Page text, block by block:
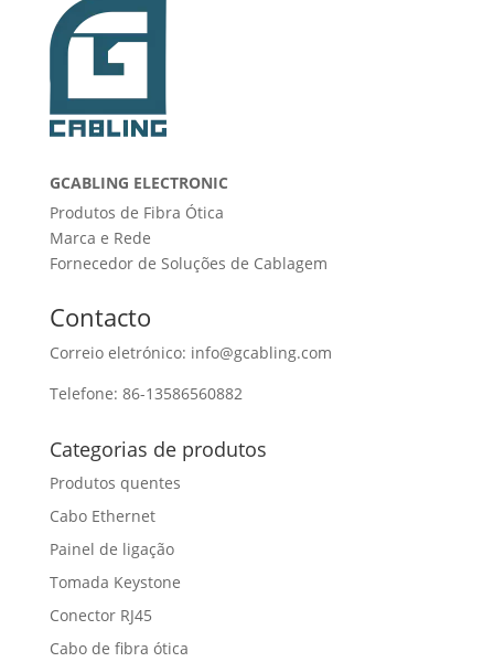
GCABLING ELECTRONIC
Produtos de Fibra Ótica
Marca e Rede
Fornecedor de Soluções de Cablagem
Contacto
Correio eletrónico: info@gcabling.com
Telefone: 86-13586560882
Categorias de produtos
Produtos quentes
Cabo Ethernet
Painel de ligação
Tomada Keystone
Conector RJ45
Cabo de fibra ótica